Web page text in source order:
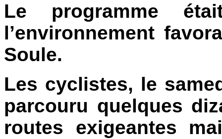
Le programme
l’environnement
Soule.
Les cyclistes, le
parcouru quelques
routes exigeantes